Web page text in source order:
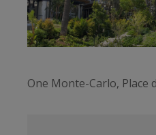
One Monte-Carlo, Place